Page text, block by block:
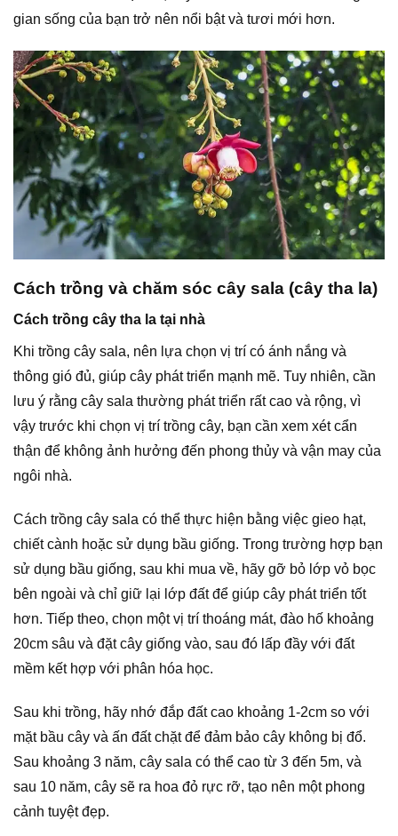
gian sống của bạn trở nên nổi bật và tươi mới hơn.
Cách trồng và chăm sóc cây sala (cây tha la)
Cách trồng cây tha la tại nhà
Khi trồng cây sala, nên lựa chọn vị trí có ánh nắng và
thông gió đủ, giúp cây phát triển mạnh mẽ. Tuy nhiên, cần
lưu ý rằng cây sala thường phát triển rất cao và rộng, vì
vậy trước khi chọn vị trí trồng cây, bạn cần xem xét cẩn
thận để không ảnh hưởng đến phong thủy và vận may của
ngôi nhà.
Cách trồng cây sala có thể thực hiện bằng việc gieo hạt,
chiết cành hoặc sử dụng bầu giống. Trong trường hợp bạn
sử dụng bầu giống, sau khi mua về, hãy gỡ bỏ lớp vỏ bọc
bên ngoài và chỉ giữ lại lớp đất để giúp cây phát triển tốt
hơn. Tiếp theo, chọn một vị trí thoáng mát, đào hố khoảng
20cm sâu và đặt cây giống vào, sau đó lấp đầy với đất
mềm kết hợp với phân hóa học.
Sau khi trồng, hãy nhớ đắp đất cao khoảng 1-2cm so với
mặt bầu cây và ấn đất chặt để đảm bảo cây không bị đổ.
Sau khoảng 3 năm, cây sala có thể cao từ 3 đến 5m, và
sau 10 năm, cây sẽ ra hoa đỏ rực rỡ, tạo nên một phong
cảnh tuyệt đẹp.